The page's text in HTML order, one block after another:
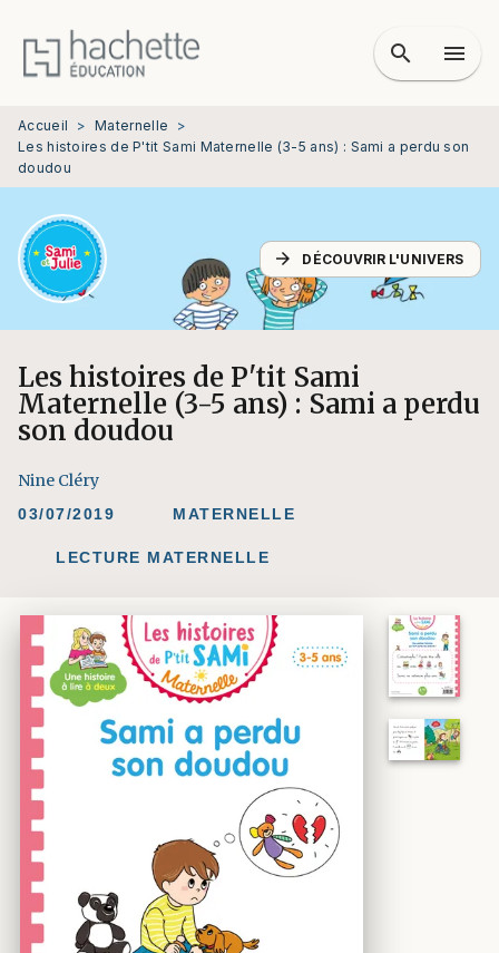
MENU RECHERCHE
PIED DE PAGE
search menu
Accueil > Maternelle
>
Les histoires de P'tit Sami Maternelle (3-5 ans) : Sami a perdu son
doudou
arrow_forward DÉCOUVRIR L'UNIVERS
Les histoires de P'tit Sami
Maternelle (3-5 ans) : Sami a perdu
son doudou
Nine Cléry
03/07/2019 MATERNELLE
LECTURE MATERNELLE